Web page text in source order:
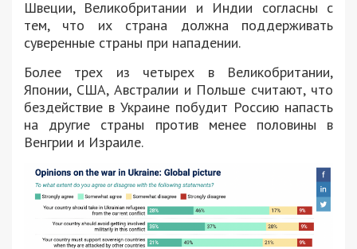
Швеции, Великобритании и Индии согласны с
тем, что их страна должна поддерживать
суверенные страны при нападении.
Более трех из четырех в Великобритании,
Японии, США, Австралии и Польше считают, что
бездействие в Украине побудит Россию напасть
на другие страны против менее половины в
Венгрии и Израиле.